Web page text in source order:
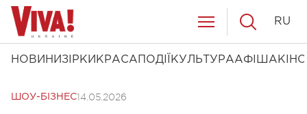
НОВИНИ ЗІРКИ КРАСА ПОДІЇ КУЛЬТУРААФІША КІНО
RU
ШОУ-БІЗНЕС14.05.2026